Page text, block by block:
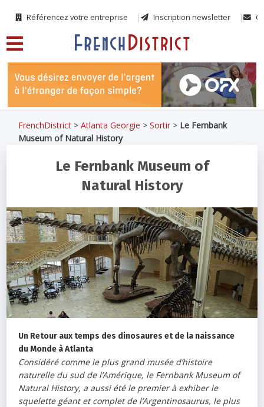
Référencez votre entreprise Inscription newsletter
FrenchDistrict >Atlanta Georgie >Sortir > Le Fernbank
Museum of Natural History
Le Fernbank Museum of
Natural History
Un Retour aux temps des dinosaures et de la naissance
du Monde à Atlanta
Considéré comme le plus grand musée d’histoire
naturelle du sud de l’Amérique, le Fernbank Museum of
Natural History, a aussi été le premier à exhiber le
squelette géant et complet de l’Argentinosaurus, le plus